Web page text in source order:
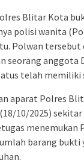
Blitar Kota
polisi wanita
Polwan
seorang anggota
telah memiliki
aparat Polres
10/2025) sekitar
menemukan
barang bukti